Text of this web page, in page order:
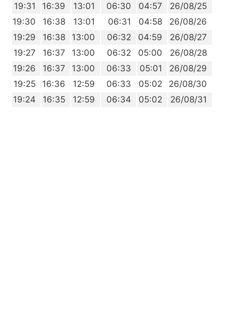
26/08/25
04:57
06:30
13:01
16:39
19:31
26/08/26
04:58
06:31
13:01
16:38
19:30
26/08/27
04:59
06:32
13:00
16:38
19:29
26/08/28
05:00
06:32
13:00
16:37
19:27
26/08/29
05:01
06:33
13:00
16:37
19:26
26/08/30
05:02
06:33
12:59
16:36
19:25
26/08/31
05:02
06:34
12:59
16:35
19:24